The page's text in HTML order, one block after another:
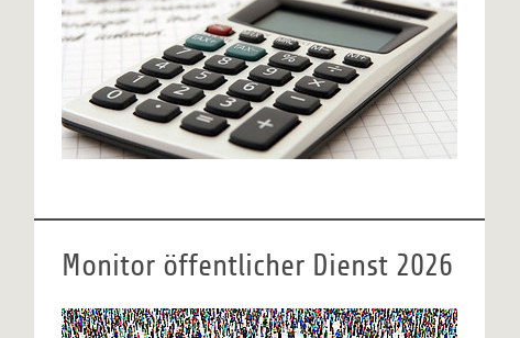
Monitor öffentlicher Dienst 2026